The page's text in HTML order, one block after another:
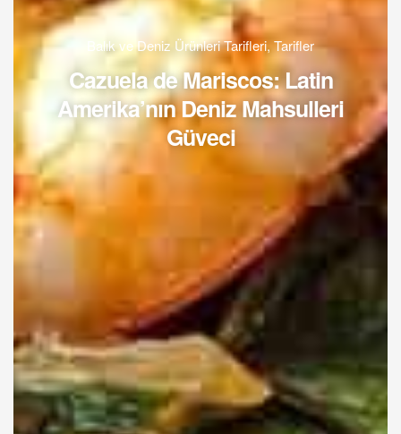
Balık ve Deniz Ürünleri Tarifleri,Tarifler
Cazuela de Mariscos: Latin
Amerika’nın Deniz Mahsulleri
Güveci